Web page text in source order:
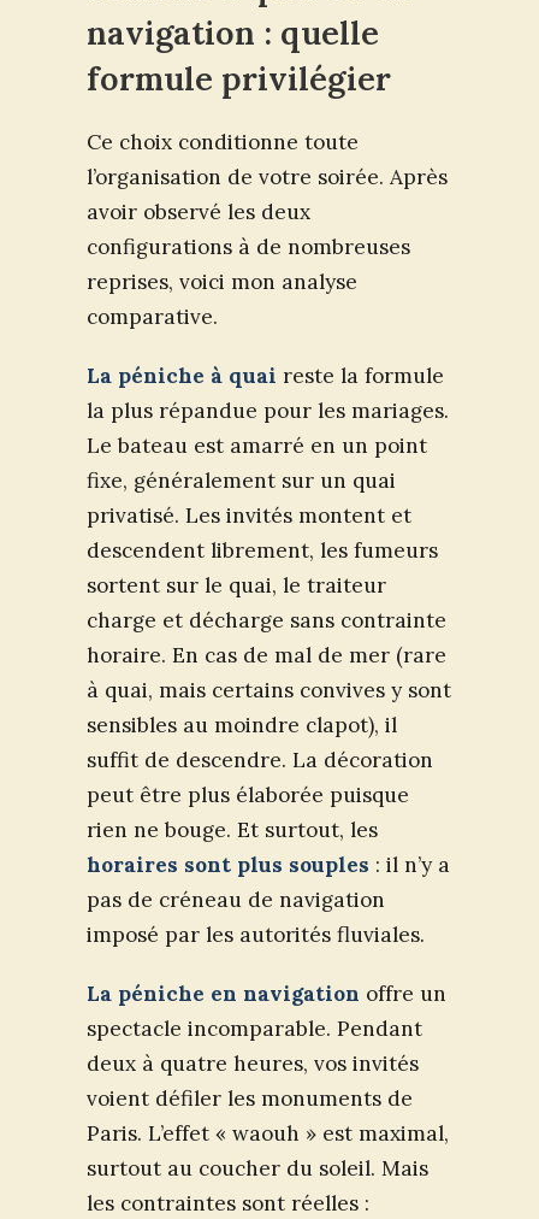
navigation : quelle
formule privilégier
Ce choix conditionne toute
l’organisation de votre soirée. Après
avoir observé les deux
configurations à de nombreuses
reprises, voici mon analyse
comparative.
La péniche à quai reste la formule
la plus répandue pour les mariages.
Le bateau est amarré en un point
fixe, généralement sur un quai
privatisé. Les invités montent et
descendent librement, les fumeurs
sortent sur le quai, le traiteur
charge et décharge sans contrainte
horaire. En cas de mal de mer (rare
à quai, mais certains convives y sont
sensibles au moindre clapot), il
suffit de descendre. La décoration
peut être plus élaborée puisque
rien ne bouge. Et surtout, les
horaires sont plus souples : il n’y a
pas de créneau de navigation
imposé par les autorités fluviales.
La péniche en navigation offre un
spectacle incomparable. Pendant
deux à quatre heures, vos invités
voient défiler les monuments de
Paris. L’effet « waouh » est maximal,
surtout au coucher du soleil. Mais
les contraintes sont réelles :